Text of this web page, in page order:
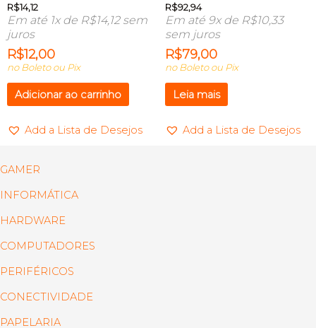
R$14,12
Em até 1x de R$14,12sem
juros
R$12,00
no Boleto ou Pix
Adicionar ao carrinho
Add a Lista de Desejos
R$92,94
Em até 9x de R$10,33
sem juros
R$79,00
no Boleto ou Pix
Leia mais
Add a Lista de Desejos
GAMER
INFORMÁTICA
HARDWARE
COMPUTADORES
PERIFÉRICOS
CONECTIVIDADE
PAPELARIA